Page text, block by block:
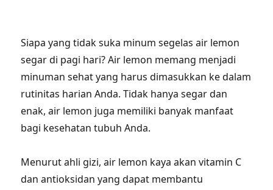
Siapa yang tidak suka minum segelas air lemon
segar di pagi hari? Air lemon memang menjadi
minuman sehat yang harus dimasukkan ke dalam
rutinitas harian Anda. Tidak hanya segar dan
enak, air lemon juga memiliki banyak manfaat
bagi kesehatan tubuh Anda.
Menurut ahli gizi, air lemon kaya akan vitamin C
dan antioksidan yang dapat membantu